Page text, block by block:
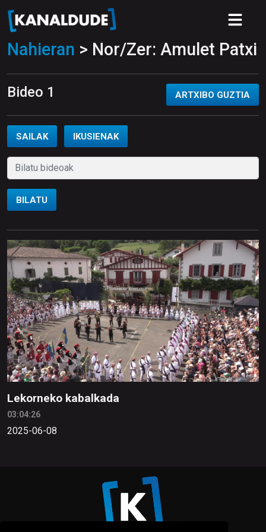
Nahieran > Nor/Zer: Amulet Patxi
Bideo 1 ARTXIBO GUZTIA
SAILAK IKUSIENAK
BILATU
Lekorneko kabalkada
03:04:26
2025-06-08